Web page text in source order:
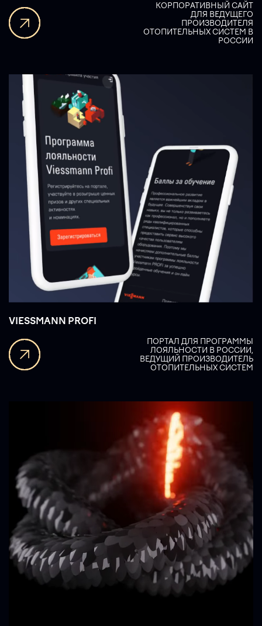
КОРПОРАТИВНЫЙ САЙТ
ДЛЯ ВЕДУЩЕГО
ПРОИЗВОДИТЕЛЯ
ОТОПИТЕЛЬНЫХ СИСТЕМ В
РОССИИ
VIESSMANN PROFI
ПОРТАЛ ДЛЯ ПРОГРАММЫ
ЛОЯЛЬНОСТИ В РОССИИ,
ВЕДУЩИЙ ПРОИЗВОДИТЕЛЬ
ОТОПИТЕЛЬНЫХ СИСТЕМ